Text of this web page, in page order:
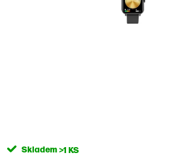
Skladem>1 KS